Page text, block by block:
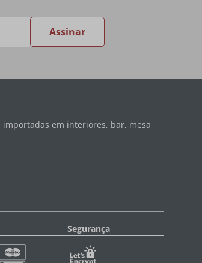
Assinar
em interiores, bar, mesa
Segurança